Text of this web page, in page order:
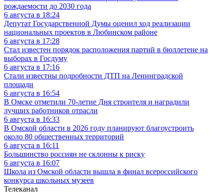
рождаемости до 2030 года
6 августа в 18:24
Депутат Государственной Думы оценил ход реализации
национальных проектов в Любинском районе
6 августа в 17:28
Стал известен порядок расположения партий в бюллетене на
выборах в Госдуму
6 августа в 17:16
Стали известны подробности ДТП на Ленинградской
площади
6 августа в 16:54
В Омске отметили 70-летие Дня строителя и наградили
лучших работников отрасли
6 августа в 16:33
В Омской области в 2026 году планируют благоустроить
около 80 общественных территорий
6 августа в 16:11
Большинство россиян не склонны к риску
6 августа в 16:07
Школа из Омской области вышла в финал всероссийского
конкурса школьных музеев
Телеканал